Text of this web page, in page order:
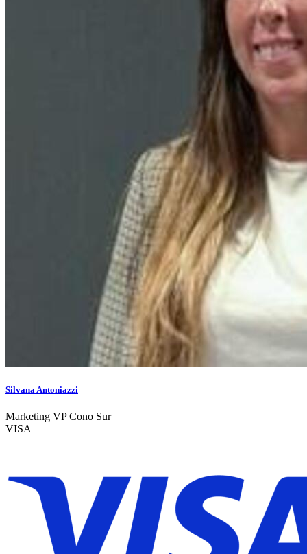
Silvana Antoniazzi
Marketing VP Cono Sur
VISA